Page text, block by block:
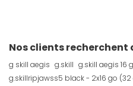
Nos clients recherchent
g skill aegis g.skill g.skill aegis 16
g.skillripjawss5 black - 2x16 go